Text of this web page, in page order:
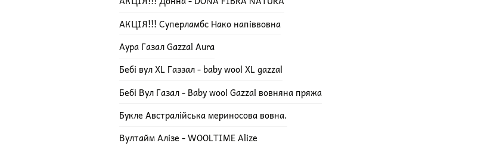
АКЦІЯ!!! Суперламбс Нако напіввовна
Аура Газал Gazzal Aura
Бебі вул XL Газзал - baby wool XL gazzal
Бебі Вул Газал - Baby wool Gazzal вовняна пряжа
Букле Австралійська мериносова вовна.
Вултайм Алізе - WOOLTIME Alize